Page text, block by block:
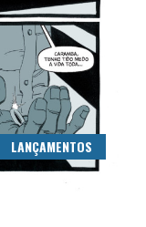
LANÇAMENTOS